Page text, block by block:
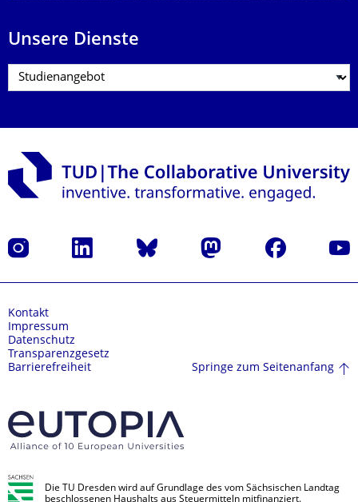
Unsere Dienste
Instagram LinkedIn Bluesky Mastodon Facebook
Kontakt
Impressum
Datenschutz
Transparenzgesetz
Barrierefreiheit
Springe zum Seitenanfang
Die TU Dresden wird auf Grundlage des vom Sächsischen Landtag
beschlossenen Haushalts aus Steuermitteln mitfinanziert.